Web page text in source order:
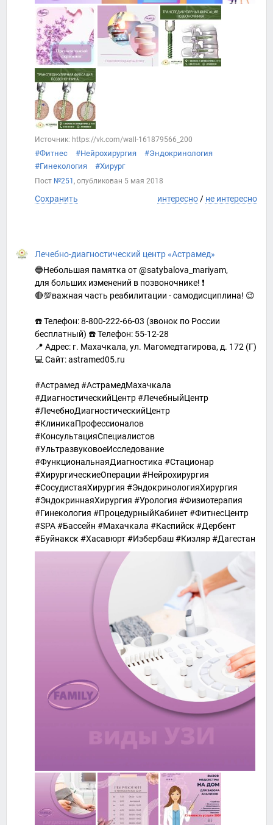
Источник: https://vk.com/wall-161879566_200
#Фитнес #Нейрохирургия
#Эндокринология
#Гинекология
#Хирург
Пост №251 , опубликован 5 мая 2018
Сохранить интересно / не интересно
Лечебно-диагностический центр «Астрамед»
🔵Небольшая памятка от @satybalova_mariyam,
для больших изменений в позвоночнике! ❗
🔴💯важная часть реабилитации - самодисциплина! 😉
☎️ Телефон: 8-800-222-66-03 (звонок по России
бесплатный) ☎️ Телефон: 55-12-28
📍 Адрес: г. Махачкала, ул. Магомедтагирова, д. 172 (Г)
💻 Сайт: astramed05.ru
#Астрамед #АстрамедМахачкала
#ДиагностическийЦентр #ЛечебныйЦентр
#ЛечебноДиагностическийЦентр
#КлиникаПрофессионалов
#КонсультацияСпециалистов
#УльтразвуковоеИсследование
#ФункциональнаяДиагностика #Стационар
#ХирургическиеОперации #Нейрохирургия
#СосудистаяХирургия #ЭндокринологияХирургия
#ЭндокриннаяХирургия #Урология #Физиотерапия
#Гинекология #ПроцедурныйКабинет #ФитнесЦентр
#SPA #Бассейн #Махачкала #Каспийск #Дербент
#Буйнакск #Хасавюрт #Избербаш #Кизляр #Дагестан